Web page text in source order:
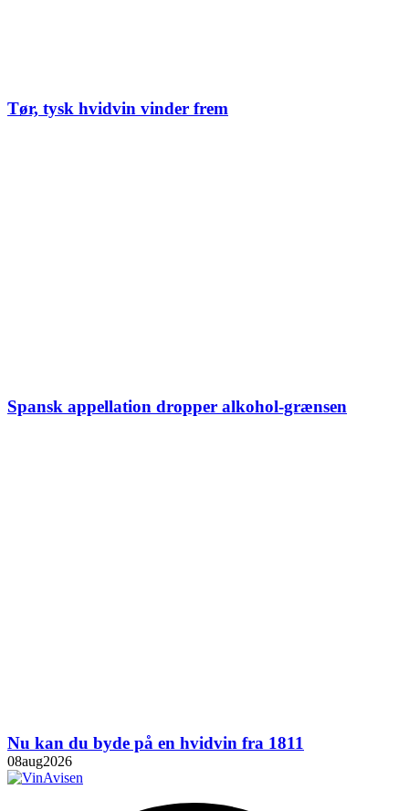
Tør, tysk hvidvin vinder frem
Spansk appellation dropper alkohol-grænsen
Nu kan du byde på en hvidvin fra 1811
08aug2026